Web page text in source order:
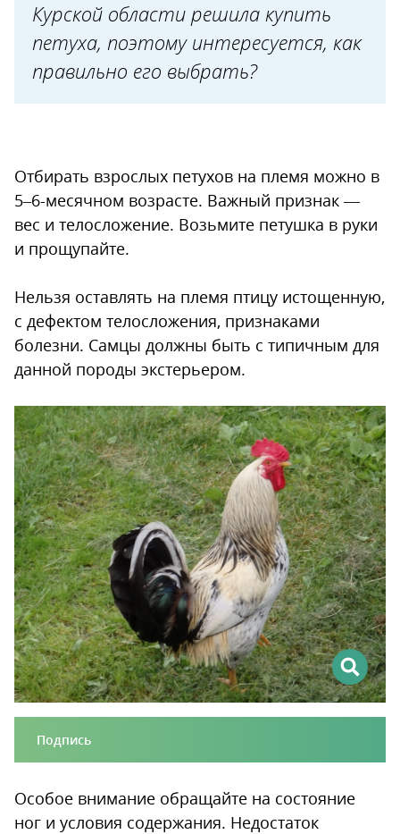
Курской области решила купить
петуха, поэтому интересуется, как
правильно его выбрать?
Отбирать взрослых петухов на племя можно в
5–6-месячном возрасте. Важный признак —
вес и телосложение. Возьмите петушка в руки
и прощупайте.
Нельзя оставлять на племя птицу истощенную,
с дефектом телосложения, признаками
болезни. Самцы должны быть с типичным для
данной породы экстерьером.
Подпись
Особое внимание обращайте на состояние
ног и условия содержания. Недостаток